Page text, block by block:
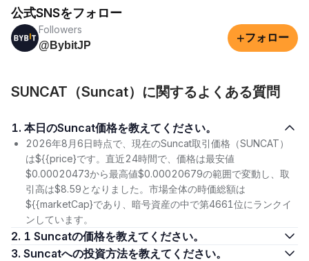
公式SNSをフォロー
Followers
@BybitJP
+フォロー
SUNCAT（Suncat）に関するよくある質問
1. 本日のSuncat価格を教えてください。
2026年8月6日時点で、現在のSuncat取引価格（SUNCAT）
は${{price}です。直近24時間で、価格は最安値
$0.00020473から最高値$0.00020679の範囲で変動し、取
引高は$8.59となりました。市場全体の時価総額は
${{marketCap}であり、暗号資産の中で第4661位にランクイ
ンしています。
2. 1 Suncatの価格を教えてください。
3. Suncatへの投資方法を教えてください。